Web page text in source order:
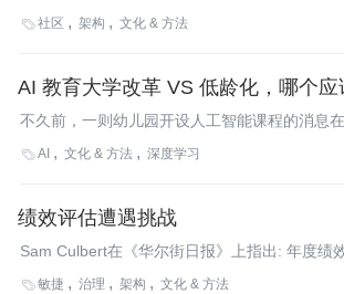
从业者、学术界代表出席并参与讨论了怎样“重
学，因为报告显示，领域创新率一直在下降，
社区 架构 文化 & 方法
AI 教育大学改革 VS 低龄化，哪个应
不久前，一则幼儿园开设人工智能课程的消息
热议，引起了人们关于AI教育是否应该低龄化的讨论。 与
本月“AI教父”之一Yoshua Bengio在一次演讲
话题，大学应该在AI教育中承担什么样的角色？
教育越来越低龄化的同时，一些大学已经开始
弊端和局限性，尝试进行改革，以更好地让AI
AI 文化 & 方法 深度学习
绩效评估遭遇挑战
Sam Culbert在《华尔街日报》上指出: 年度绩
紊乱的。他把这看成“旨在维护老板权威和权利
敏捷 治理 架构 文化 & 方法